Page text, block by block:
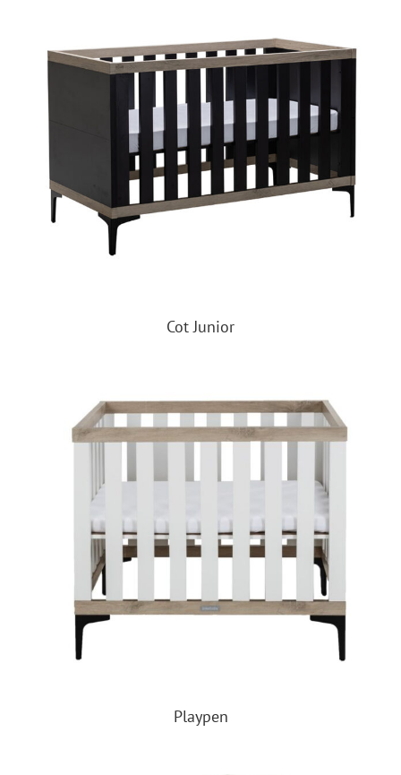
Cot Junior
Playpen